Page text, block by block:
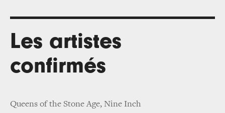
Les artistes
confirmés
Queens of the Stone Age, Nine Inch